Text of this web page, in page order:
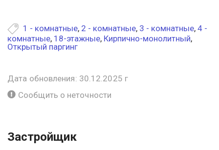
1 - комнатные, 2 - комнатные, 3 - комнатные, 4 -
комнатные, 18-этажные, Кирпично-монолитный,
Открытый паргинг
Дата обновления: 30.12.2025 г
Сообщить о неточности
Застройщик